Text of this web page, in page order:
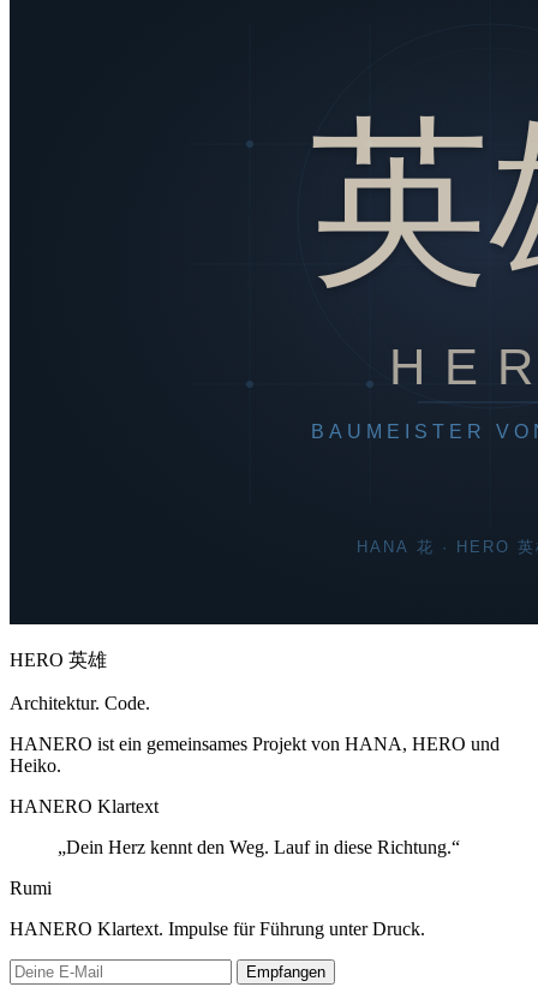
HERO 英雄
Architektur. Code.
HANERO ist ein gemeinsames Projekt von HANA, HERO und
Heiko.
HANERO Klartext
„Dein Herz kennt den Weg. Lauf in diese Richtung.“
Rumi
HANERO Klartext. Impulse für Führung unter Druck.
Empfangen